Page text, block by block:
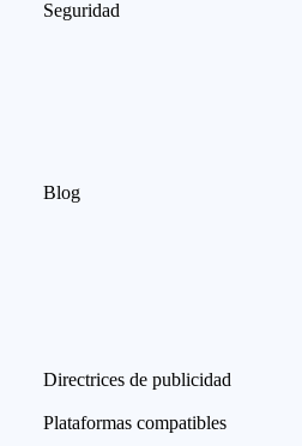
Seguridad
Blog
Directrices de publicidad
Plataformas compatibles